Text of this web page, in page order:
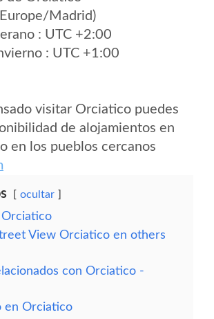
Madrid)
: UTC +2:00
: UTC +1:00
visitar Orciatico puedes
de alojamientos en
en los pueblos cercanos
ocultar
Orciatico
View Orciatico en others
con Orciatico -
en Orciatico